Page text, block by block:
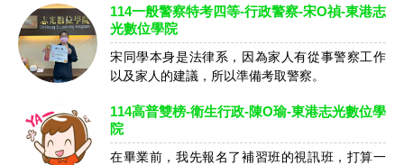
114一般警察特考四等-行政警察-宋O禎-東港志
光數位學院
宋同學本身是法律系，因為家人有從事警察工作
以及家人的建議，所以準備考取警察。
114高普雙榜-衛生行政-陳O瑜-東港志光數位學
院
在畢業前，我先報名了補習班的視訊班，打算一